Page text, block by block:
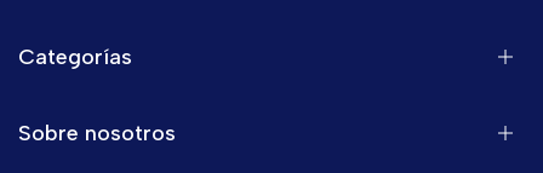
Categorías
Sobre nosotros